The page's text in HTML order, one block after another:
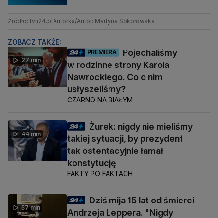
Źródło: tvn24.pl Autorka/Autor: Martyna Sokołowska
ZOBACZ TAKŻE:
27 min
PREMIERA
Pojechaliśmy
w rodzinne strony Karola
Nawrockiego. Co o nim
usłyszeliśmy?
CZARNO NA BIAŁYM
44 min
Żurek: nigdy nie mieliśmy
takiej sytuacji, by prezydent
tak ostentacyjnie łamał
konstytucję
FAKTY PO FAKTACH
57 min
Dziś mija 15 lat od śmierci
Andrzeja Leppera. "Nigdy